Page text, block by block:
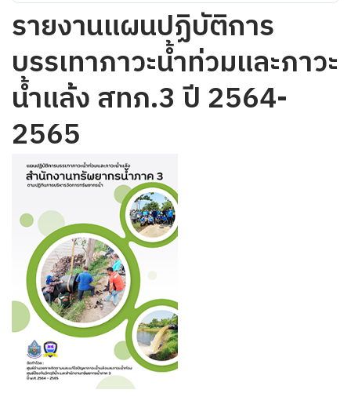
รายงานแผนปฏิบัติการ
บรรเทาภาวะน้ำท่วมและภาวะ
น้ำแล้ง สทภ.3 ปี 2564-
2565